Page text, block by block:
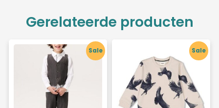
Gerelateerde producten
Sale Sale